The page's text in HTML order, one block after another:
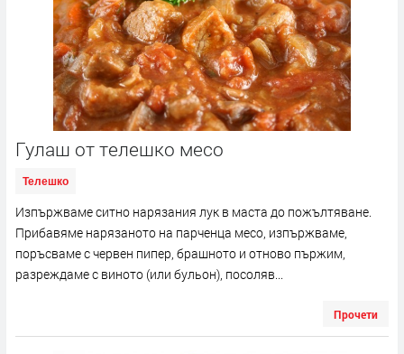
Гулаш от телешко месо
Телешко
Изпържваме ситно нарязания лук в маста до пожълтяване.
Прибавяме нарязаното на парченца месо, изпържваме,
поръсваме с червен пипер, брашното и отново пържим,
разреждаме с виното (или бульон), посоляв...
Прочети